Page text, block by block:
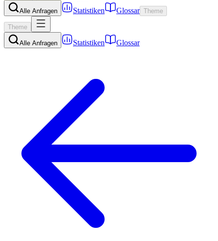
Alle Anfragen Statistiken Glossar Theme
Theme
Alle Anfragen Statistiken Glossar